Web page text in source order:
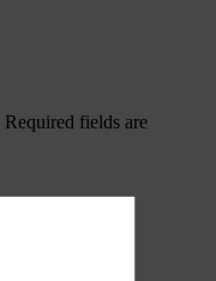
Required fields are